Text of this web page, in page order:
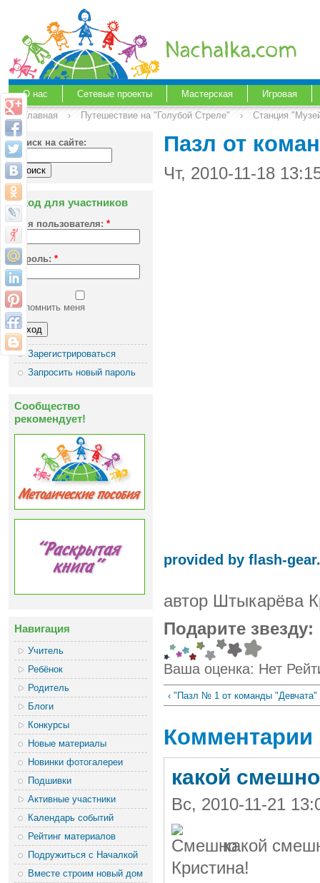
О нас Сетевые проекты Мастерская
Игровая
Главная
› Путешествие на "Голубой Стреле" › Станция
Поиск на сайте:
Вход для участников
Имя пользователя: *
Пароль: *
Запомнить меня
Зарегистрироваться
Запросить новый пароль
Сообщество
рекомендует!
Навигация
Учитель
Ребёнок
Родитель
Блоги
Конкурсы
Новые материалы
Новинки фотогалереи
Подшивки
Активные участники
Календарь событий
Рейтинг материалов
Подружиться с Началкой
Вместе строим новый дом
Пазл от
Чт, 2010-11-18
provided by flash-
автор Штыкарёва
Подарите звезду:
Ваша оценка: Нет
‹ "Пазл № 1 от команды "Девчата"
Комментарии
какой
Вс, 2010-11-21
какой
Кристина!